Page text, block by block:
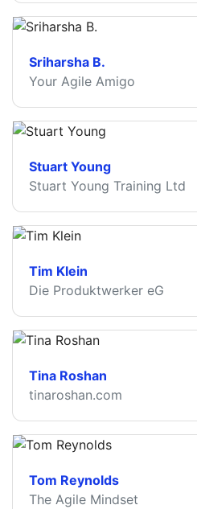
Sriharsha B.
Your Agile Amigo
Stuart Young
Stuart Young Training Ltd
Tim Klein
Die Produktwerker eG
Tina Roshan
tinaroshan.com
Tom Reynolds
The Agile Mindset